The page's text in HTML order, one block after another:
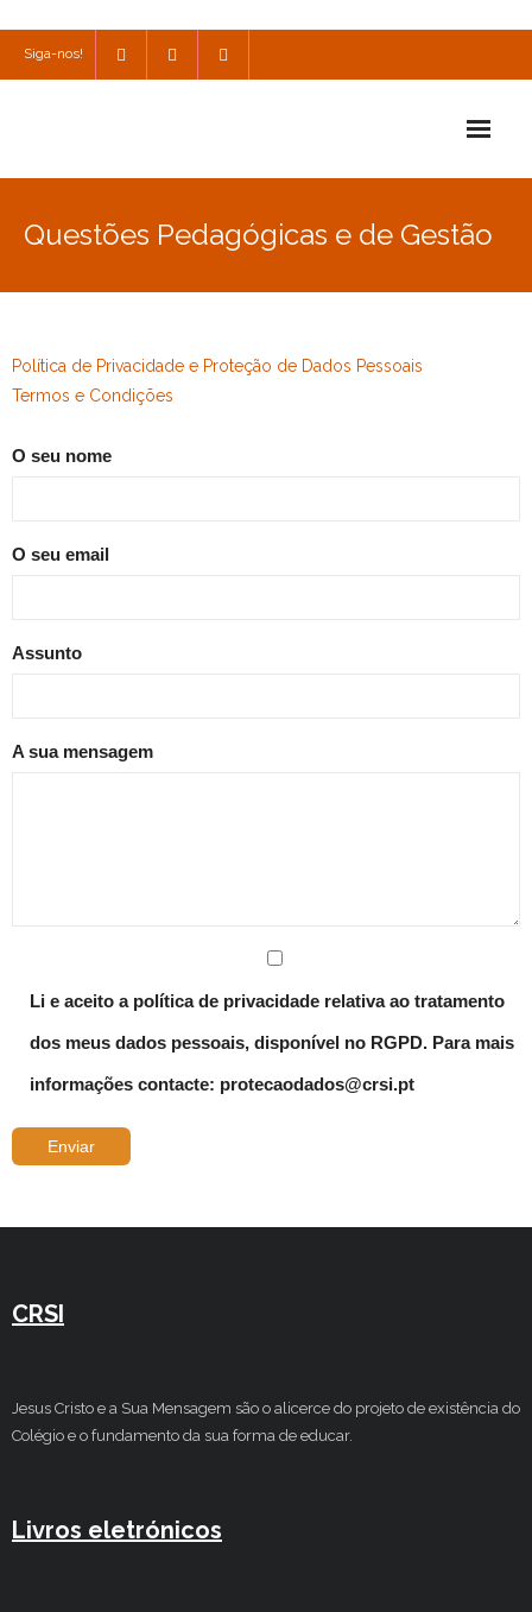
Siga-nos!
Escola Cultural
SPO
Questões Pedagógicas e de Gestão
Política de Privacidade e Proteção de Dados Pessoais
Termos e Condições
O seu nome
O seu email
Assunto
A sua mensagem
Li e aceito a política de privacidade relativa ao tratamento
dos meus dados pessoais, disponível no RGPD. Para mais
informações contacte: protecaodados@crsi.pt
CRSI
Jesus Cristo e a Sua Mensagem são o alicerce do projeto de existência do
Colégio e o fundamento da sua forma de educar.
Livros eletrónicos